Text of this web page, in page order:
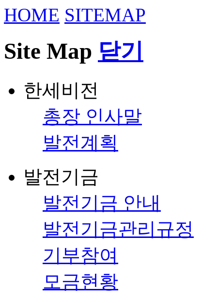
HOME SITEMAP
Site Map 닫기
한세비전
총장 인사말
발전계획
발전기금
발전기금 안내
발전기금관리규정
기부참여
모금현황